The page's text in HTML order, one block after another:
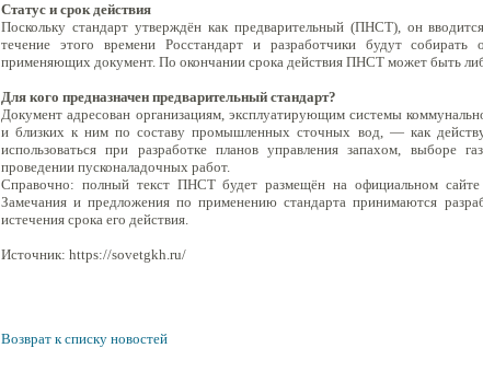
Статус и срок действия
Поскольку стандарт утверждён как предварительный (ПНСТ), он
течение этого времени Росстандарт и разработчики будут
применяющих документ. По окончании срока действия ПНСТ может быть
Для кого предназначен предварительный стандарт?
Документ адресован организациям, эксплуатирующим системы
и близких к ним по составу промышленных сточных вод, — как
использоваться при разработке планов управления запахом, выборе
проведении пусконаладочных работ.
Справочно: полный текст ПНСТ будет размещён на официальном сайте
Замечания и предложения по применению стандарта принимаются
истечения срока его действия.
Источник: https://sovetgkh.ru/
Возврат к списку новостей